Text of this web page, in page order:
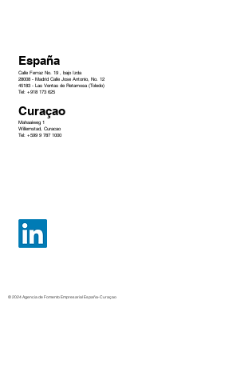
España
Calle Ferraz No. 19 , bajo Izda
28008 - Madrid Calle Jose Antonio, No. 12
45183 - Las Ventas de Retamosa (Toledo)
Tel: +918 173 625
Curaçao
Mahaaiweg 1
Willemstad, Curacao
Tel: +599 9 787 1000
© 2024 Agencia de Fomento Empresarial España-Curaçao